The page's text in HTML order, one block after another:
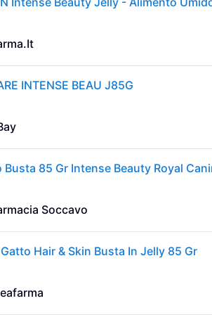
INTENSE BEAU J85G
Busta 85 Gr Intense Beauty Royal
Soccavo
Hair & Skin Busta In Jelly 85 Gr